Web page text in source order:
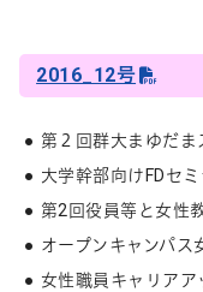
2016_12号
第２回群大まゆだ
大学幹部向けFDセ
第2回役員等と女性
オープンキャンパス
女性職員キャリア